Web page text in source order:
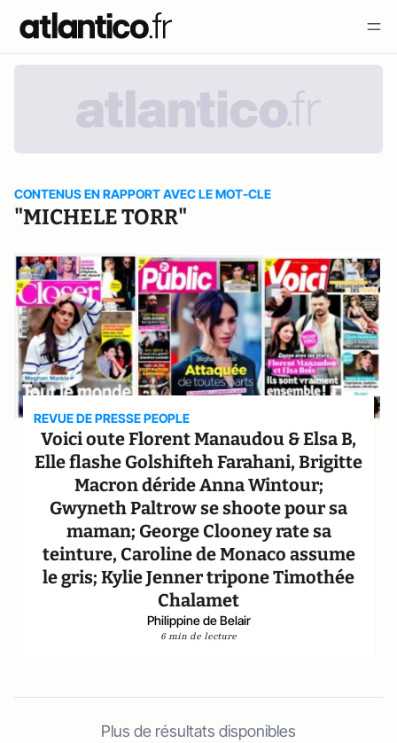
CONTENUS EN RAPPORT AVEC LE MOT-CLE
"MICHELE TORR"
REVUE DE PRESSE PEOPLE
Voici oute Florent Manaudou & Elsa B,
Elle flashe Golshifteh Farahani, Brigitte
Macron déride Anna Wintour;
Gwyneth Paltrow se shoote pour sa
maman; George Clooney rate sa
teinture, Caroline de Monaco assume
le gris; Kylie Jenner tripone Timothée
Chalamet
Philippine de Belair
6 min de lecture
Plus de résultats disponibles